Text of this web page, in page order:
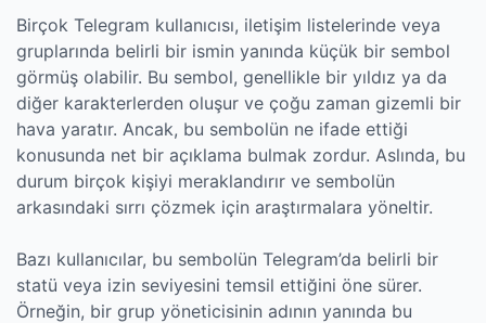
Birçok Telegram kullanıcısı, iletişim listelerinde veya
gruplarında belirli bir ismin yanında küçük bir sembol
görmüş olabilir. Bu sembol, genellikle bir yıldız ya da
diğer karakterlerden oluşur ve çoğu zaman gizemli bir
hava yaratır. Ancak, bu sembolün ne ifade ettiği
konusunda net bir açıklama bulmak zordur. Aslında, bu
durum birçok kişiyi meraklandırır ve sembolün
arkasındaki sırrı çözmek için araştırmalara yöneltir.
Bazı kullanıcılar, bu sembolün Telegram’da belirli bir
statü veya izin seviyesini temsil ettiğini öne sürer.
Örneğin, bir grup yöneticisinin adının yanında bu